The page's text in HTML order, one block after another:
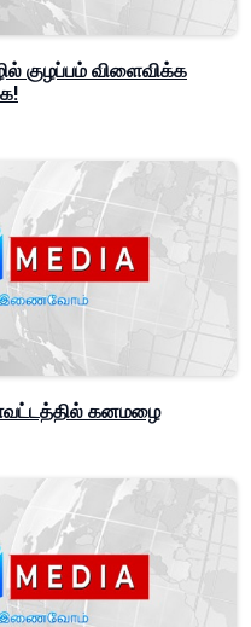
குழப்பம் விளைவிக்க
கனமழை